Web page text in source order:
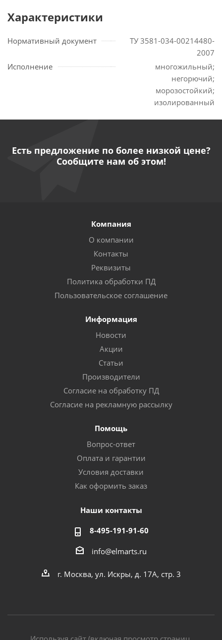
Характеристики
Нормативный документ
ТУ 3581-034-00214480-
2007
Исполнение
многожильный;
негорючий;
морозостойкий;
изолированный
Есть предложение по более низкой цене?
Сообщите нам об этом!
Компания
О компании
Контакты
Реквизиты
Политика обработки ПД
Пользовательское соглашение
Информация
Новости
Акции
Статьи
Производители
Согласие на обработку ПД
Согласие на рекламную рассылку
Помощь
Вопрос-ответ
Оплата и гарантии
Условия доставки
Как оформить заказ
Наши контакты
8-495-191-91-60
info@elmarts.ru
г. Москва, ул. Искры, д. 17А, стр. 3